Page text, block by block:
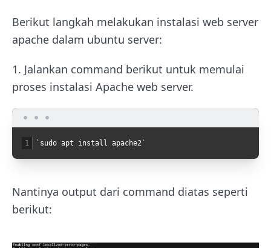
Berikut langkah melakukan instalasi web server
apache dalam ubuntu server:
1. Jalankan command berikut untuk memulai
proses instalasi Apache web server.
1 ` sudo apt install apache2 `
Nantinya output dari command diatas seperti
berikut: